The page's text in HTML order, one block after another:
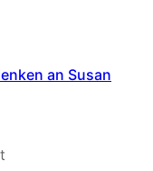
an Susan